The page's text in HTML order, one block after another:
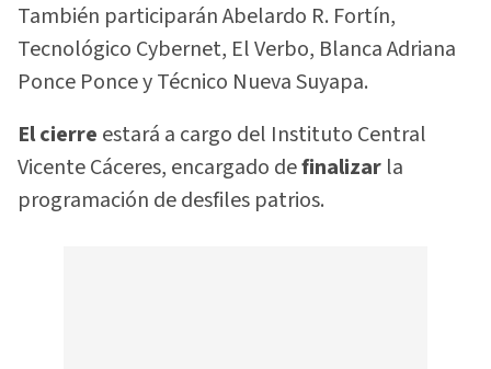
También participarán Abelardo R. Fortín,
Tecnológico Cybernet, El Verbo, Blanca Adriana
Ponce Ponce y Técnico Nueva Suyapa.
El cierre estará a cargo del Instituto Central
Vicente Cáceres, encargado definalizar la
programación de desfiles patrios.